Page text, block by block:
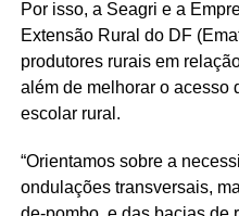
Por isso, a Seagri e a
Extensão Rural do DF
produtores rurais em
além de melhorar o acesso
escolar rural.
“Orientamos sobre a
ondulações transversais,